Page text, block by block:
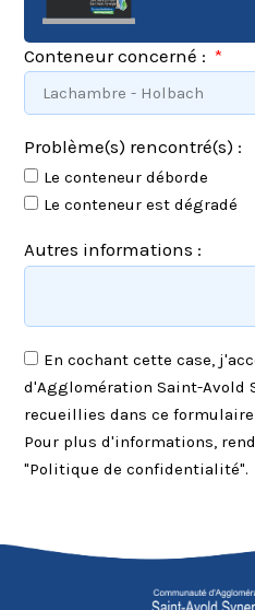
Conteneur concerné :
Problème(s) rencontré(s) :
Le conteneur déborde
Le conteneur est dégradé
Autres informations :
En cochant cette case,
d'Agglomération Saint-Avold
recueillies dans ce
Pour plus d'informations,
"Politique de confidentialité".